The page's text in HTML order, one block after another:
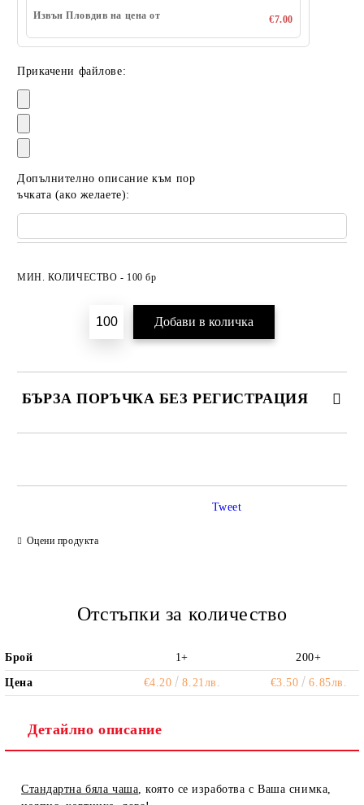
Извън Пловдив на цена от
€7.00
Прикачени файлове:
Допълнително описание към пор
ъчката (ако желаете):
МИН. КОЛИЧЕСТВО - 100 бр
БЪРЗА ПОРЪЧКА БЕЗ РЕГИСТРАЦИЯ
Оцени продукта
Tweet
Отстъпки за количество
Брой 1+ 200+
Цена €4.20 8.21лв. €3.50 6.85лв.
Детайлно описание
Стандартна бяла чаша, която се изработва с Ваша снимка,